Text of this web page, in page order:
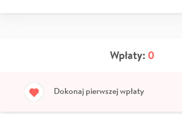
Wpłaty: 0
Dokonaj pierwszej wpłaty